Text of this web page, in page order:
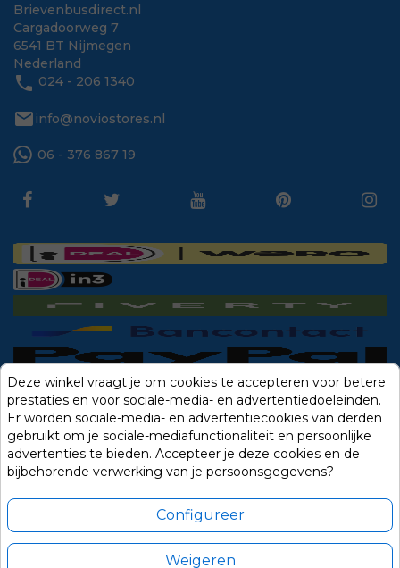
Brievenbusdirect.nl
Cargadoorweg 7
6541 BT Nijmegen
Nederland
phone 024 - 206 1340
mail info@noviostores.nl
06 - 376 867 19
Deze winkel vraagt je om cookies te accepteren voor betere
prestaties en voor sociale-media- en advertentiedoeleinden.
Er worden sociale-media- en advertentiecookies van derden
gebruikt om je sociale-mediafunctionaliteit en persoonlijke
advertenties te bieden. Accepteer je deze cookies en de
bijbehorende verwerking van je persoonsgegevens?
Configureer
Weigeren